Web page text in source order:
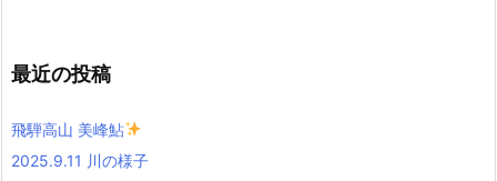
最近の投稿
飛騨高山 美峰鮎
2025.9.11 川の様子